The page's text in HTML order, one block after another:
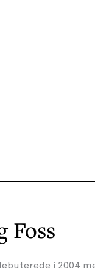
Foss
i 2004